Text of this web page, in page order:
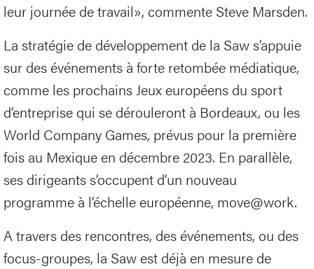
leur journée de travail», commente Steve Marsden.
La stratégie de développement de la Saw s’appuie
sur des événements à forte retombée médiatique,
comme les prochains Jeux européens du sport
d’entreprise qui se dérouleront à Bordeaux, ou les
World Company Games, prévus pour la première
fois au Mexique en décembre 2023. En parallèle,
ses dirigeants s’occupent d’un nouveau
programme à l’échelle européenne, move@work.
A travers des rencontres, des événements, ou des
focus-groupes, la Saw est déjà en mesure de